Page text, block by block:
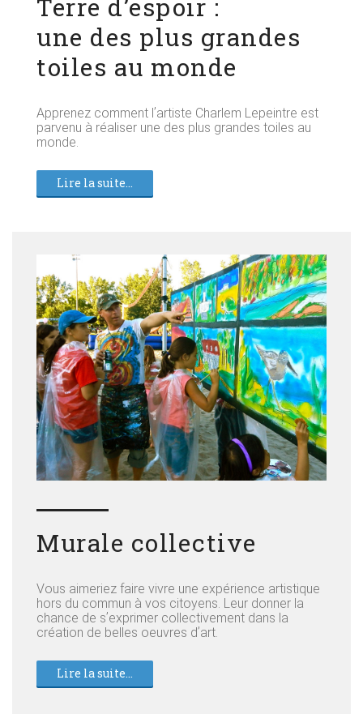
Terre dʼespoir :
une des plus grandes
toiles au monde
Apprenez comment lʼartiste Charlem Lepeintre est
parvenu à réaliser une des plus grandes toiles au
monde.
Lire la suite...
Murale collective
Vous aimeriez faire vivre une expérience artistique
hors du commun à vos citoyens. Leur donner la
chance de sʼexprimer collectivement dans la
création de belles oeuvres dʼart.
Lire la suite...